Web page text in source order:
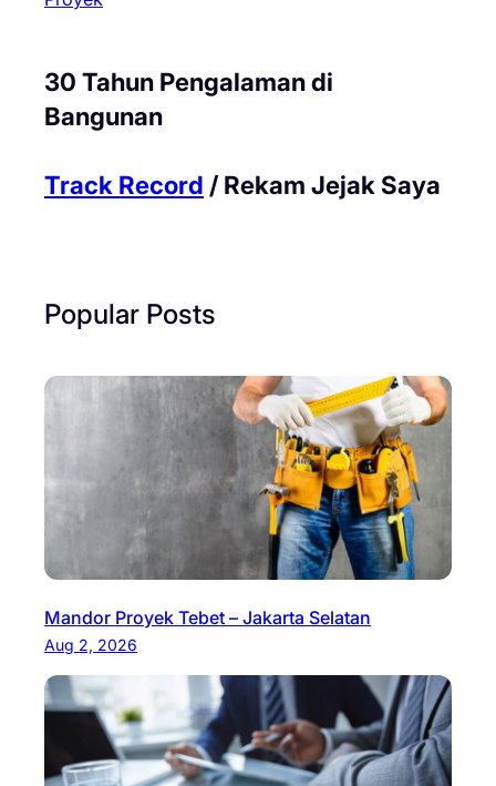
30 Tahun Pengalaman di
Bangunan
Track Record / Rekam Jejak Saya
Popular Posts
Mandor Proyek Tebet – Jakarta Selatan
Aug 2, 2026